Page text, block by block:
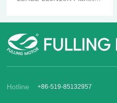
Hotline +86-519-85132957